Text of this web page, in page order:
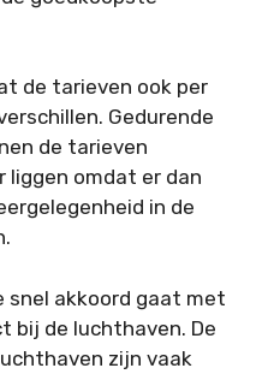
de tarieven ook per
Gedurende
de tarieven
liggen omdat er dan
in de
snel akkoord gaat met
bij de luchthaven. De
zijn vaak